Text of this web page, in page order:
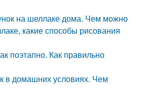
на шеллаке дома. Чем можно
какие способы рисования
поэтапно. Как правильно
в домашних условиях. Чем